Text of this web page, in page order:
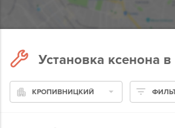
Установка ксенона
КРОПИВНИЦКИЙ